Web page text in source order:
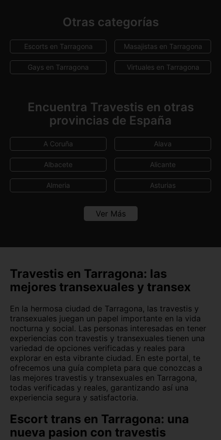
Otras categorías
Escorts en Tarragona Masajistas en Tarragona
Gays en Tarragona Virtuales en Tarragona
Encuentra Travestis en otras
provincias de España
A Coruña Alava
Albacete Alicante
Almeria Asturias
Burgos Cáceres
Cádiz Canarias
Cantabria Castellón
Ceuta Ciudad Real
Córdoba Cuenca
Girona Granada
Guadalajara Guipúzcoa
Huelva Huesca
Jaén
León Lleida
Ver Más
Travestis en Tarragona: las
mejores transexuales y transex
En la hermosa ciudad de Tarragona, las travestis y
transexuales juegan un papel importante en la vida
nocturna y social. Las personas interesadas en tener
experiencias con travestis y transexuales tienen una
variedad de opciones verificadas y reales para
explorar en esta vibrante ciudad. En este portal, te
ofrecemos una guía completa para que conozcas a
las mejores travestis y transexuales en Tarragona,
todas verificadas y reales, garantizando así una
experiencia segura y satisfactoria.
Escort trans en Tarragona: una
nueva pasion con travestis